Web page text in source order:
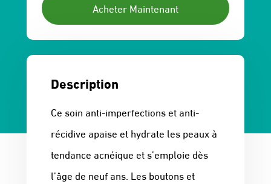
Acheter Maintenant
Description
Ce soin anti-imperfections et anti-
récidive apaise et hydrate les peaux à
tendance acnéique et s’emploie dès
l’âge de neuf ans. Les boutons et